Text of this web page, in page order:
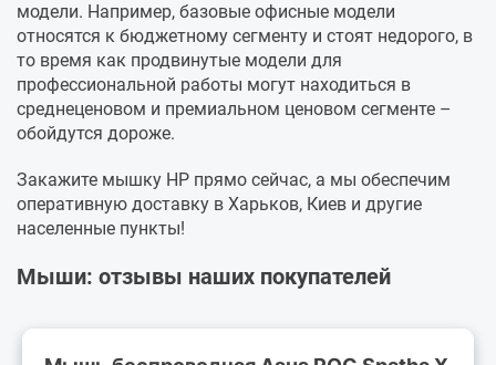
модели. Например, базовые офисные модели
относятся к бюджетному сегменту и стоят недорого, в
то время как продвинутые модели для
профессиональной работы могут находиться в
среднеценовом и премиальном ценовом сегменте –
обойдутся дороже.
Закажите мышку HP прямо сейчас, а мы обеспечим
оперативную доставку в Харьков, Киев и другие
населенные пункты!
Мыши: отзывы наших покупателей